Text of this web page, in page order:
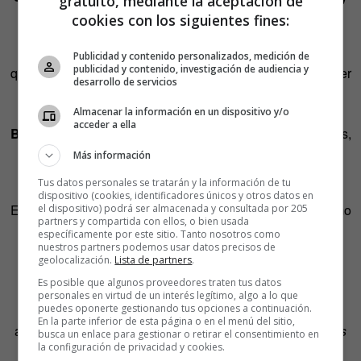
se recupera con otro)
Después de una lesión cerebral grave podemos olvidar
quiénes somos o quiénes son los demás, y sin embargo ser
pasa, por ejemplo, aMatt Damonencarnando a
Bourne
. No sabe quién es, no sabe quién maneja los hilos,
pero, instintivamente, domina las artes marciales y otros
requisitos inherentes a su condición de superagente.
En realidad, esto no es así. Si una lesión es tan grave como
para olvidar la propia identidad,probablemente ello
acarreará otros déficits y discapacidades mentales
incluidos problemas para adquirir nueva información y
mantener la atención. Tampoco es cierto que otra lesión
permita recuperarnos de la lesión anterior. Tal y como
abunda en elloChristian Jarreten su libroGrandes mitos
del cerebro:
cookies con los siguientes fines:
Publicidad y contenido personalizados, medición de
publicidad y contenido, investigación de audiencia y
desarrollo de servicios
Almacenar la información en un dispositivo y/o
acceder a ella
Más información
Tus datos personales se tratarán y la información de tu
dispositivo (cookies, identificadores únicos y otros datos en
el dispositivo) podrá ser almacenada y consultada por 205
partners y compartida con ellos, o bien usada
específicamente por este sitio. Tanto nosotros como
nuestros partners podemos usar datos precisos de
geolocalización. Lista de partners.
Es posible que algunos proveedores traten tus datos
personales en virtud de un interés legítimo, algo a lo que
puedes oponerte gestionando tus opciones a continuación.
En la parte inferior de esta página o en el menú del sitio,
busca un enlace para gestionar o retirar el consentimiento en
la configuración de privacidad y cookies.